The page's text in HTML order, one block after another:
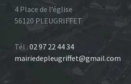
4 Place de l’église
56120 PLEUGRIFFET
Tél : 02 97 22 44 34
mairiedepleugriffet@gmail.com